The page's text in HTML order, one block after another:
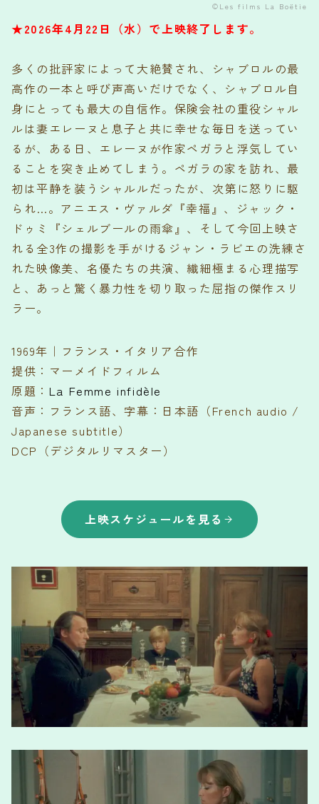
©︎Les films La Boëtie
★2026年4月22日（水）で上映終了します。
多くの批評家によって大絶賛され、シャブロルの最
高作の一本と呼び声高いだけでなく、シャブロル自
身にとっても最大の自信作。保険会社の重役シャル
ルは妻エレーヌと息子と共に幸せな毎日を送ってい
るが、ある日、エレーヌが作家ペガラと浮気してい
ることを突き止めてしまう。ペガラの家を訪れ、最
初は平静を装うシャルルだったが、次第に怒りに駆
られ…。アニエス・ヴァルダ『幸福』、ジャック・
ドゥミ『シェルブールの雨傘』、そして今回上映さ
れる全3作の撮影を手がけるジャン・ラビエの洗練さ
れた映像美、名優たちの共演、繊細極まる心理描写
と、あっと驚く暴力性を切り取った屈指の傑作スリ
ラー。
1969年｜フランス・イタリア合作
提供：マーメイドフィルム
原題： La Femme infidèle
音声：フランス語、字幕：日本語（French audio /
Japanese subtitle）
DCP（デジタルリマスター）
上映スケジュールを見る